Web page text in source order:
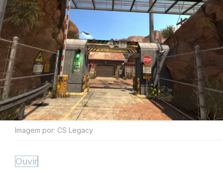
Imagem por: CS Legacy
Ouvir